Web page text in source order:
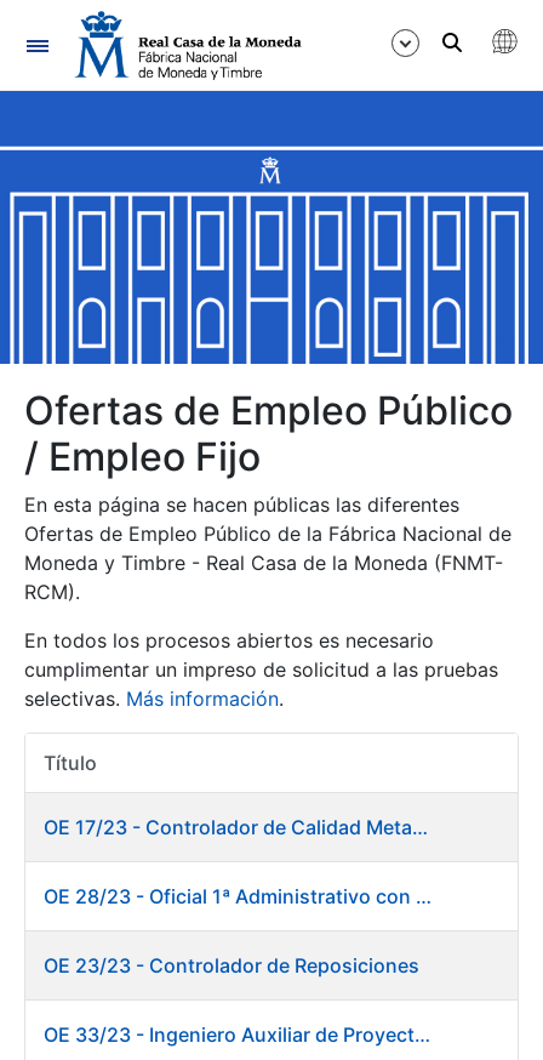
Navegación
Mostrar/Ocultar
Mostrar/Ocultar
Mostrar/Ocultar
Mostrar/Ocultar
Mostrar/Ocultar
Mostrar/Ocultar
Mostrar/Ocultar
Mostrar/Ocultar
Ofertas de Empleo Público
/ Empleo Fijo
En esta página se hacen públicas las diferentes
Ofertas de Empleo Público de la Fábrica Nacional de
Moneda y Timbre - Real Casa de la Moneda (FNMT-
RCM).
En todos los procesos abiertos es necesario
cumplimentar un impreso de solicitud a las pruebas
selectivas. Más información.
Título
OE 17/23 - Controlador de Calidad Metalurgia
OE 28/23 - Oficial 1ª Administrativo con inglés y francés
OE 23/23 - Controlador de Reposiciones
OE 33/23 - Ingeniero Auxiliar de Proyectos. Marketing